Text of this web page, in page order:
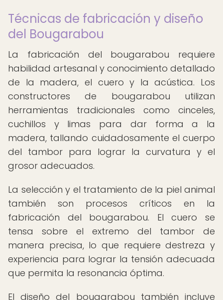
Técnicas de fabricación y diseño
del Bougarabou
La fabricación del bougarabou requiere
habilidad artesanal y conocimiento detallado
de la madera, el cuero y la acústica. Los
constructores de bougarabou utilizan
herramientas tradicionales como cinceles,
cuchillos y limas para dar forma a la
madera, tallando cuidadosamente el cuerpo
del tambor para lograr la curvatura y el
grosor adecuados.
La selección y el tratamiento de la piel animal
también son procesos críticos en la
fabricación del bougarabou. El cuero se
tensa sobre el extremo del tambor de
manera precisa, lo que requiere destreza y
experiencia para lograr la tensión adecuada
que permita la resonancia óptima.
El diseño del bougarabou también incluye